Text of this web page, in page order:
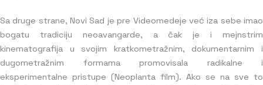
Sa druge strane, Novi Sad je pre Videomedeje već iza sebe imao
bogatu tradiciju neoavangarde, a čak je i mejnstrim
kinematografija u svojim kratkometražnim, dokumentarnim i
dugometražnim formama promovisala radikalne i
eksperimentalne pristupe (Neoplanta film). Ako se na sve to